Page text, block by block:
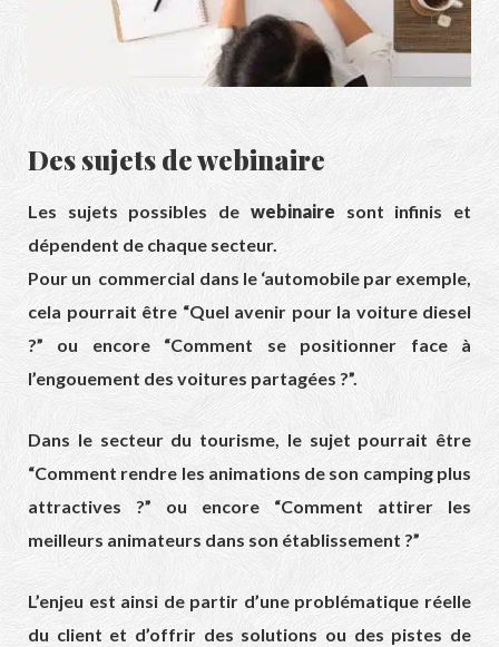
Des sujets dewebinaire
Les sujets possibles de webinaire sont infinis et
dépendent de chaque secteur.
Pour un commercial dans le ‘automobile par exemple,
cela pourrait être “Quel avenir pour la voiture diesel
?” ou encore “Comment se positionner face à
l’engouement des voitures partagées ?”.
Dans le secteur du tourisme, le sujet pourrait être
“Comment rendre les animations de son camping plus
attractives ?” ou encore “Comment attirer les
meilleurs animateurs dans son établissement ?”
L’enjeu est ainsi de partir d’une problématique réelle
du client et d’offrir des solutions ou des pistes de